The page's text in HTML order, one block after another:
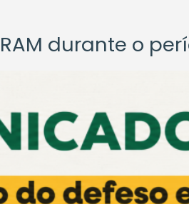
durante o